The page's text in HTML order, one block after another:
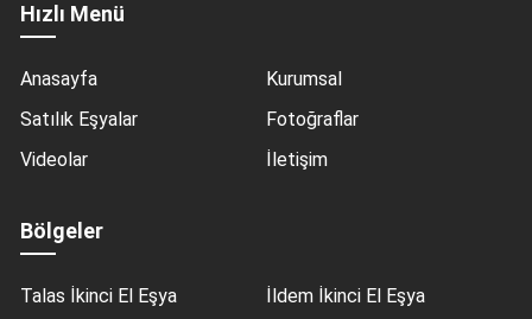
Hızlı Menü
Anasayfa
Kurumsal
Satılık Eşyalar
Fotoğraflar
Videolar
İletişim
Bölgeler
Talas İkinci El Eşya
İldem İkinci El Eşya